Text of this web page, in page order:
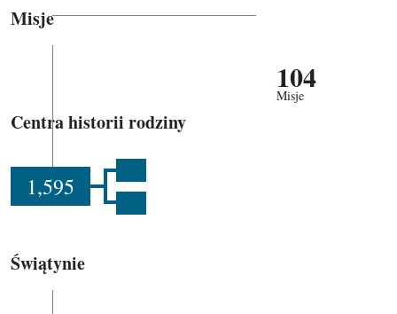
Misje
104
Misje
Centra historii rodziny
1,595
Świątynie